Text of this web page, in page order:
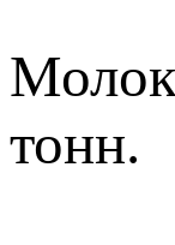
тонн.